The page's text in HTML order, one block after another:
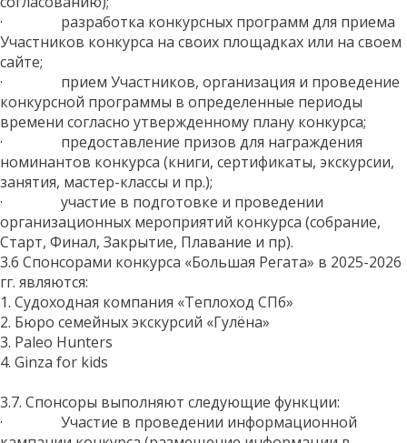
· разработка конкурсных программ для приема
Участников конкурса на своих площадках или на своем
сайте;
· прием Участников, организация и проведение
конкурсной программы в определенные периоды
времени согласно утвержденному плану конкурса;
· предоставление призов для награждения
номинантов конкурса (книги, сертификаты, экскурсии,
занятия, мастер-классы и пр.);
· участие в подготовке и проведении
организационных мероприятий конкурса (собрание,
Старт, Финал, Закрытие, Плавание и пр).
3.6 Спонсорами конкурса «Большая Регата» в 2025-2026
гг. являются:
1. Судоходная компания «Теплоход СПб»
2. Бюро семейных экскурсий «Гулёна»
3. Paleo Hunters
4. Ginza for kids
3.7. Спонсоры выполняют следующие функции:
· Участие в проведении информационной